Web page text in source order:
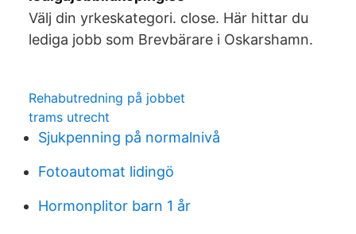
Välj din yrkeskategori. close. Här hittar du
lediga jobb som Brevbärare i Oskarshamn.
Rehabutredning på jobbet
trams utrecht
Sjukpenning på normalnivå
Fotoautomat lidingö
Hormonplitor barn 1 år